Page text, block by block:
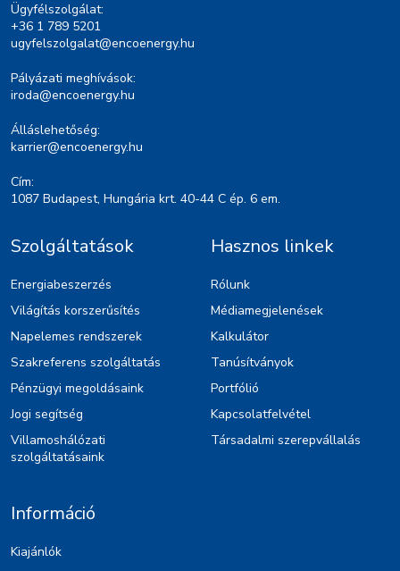
Ügyfélszolgálat:
+36 1 789 5201
ugyfelszolgalat@encoenergy.hu
Pályázati meghívások:
iroda@encoenergy.hu
Álláslehetőség:
karrier@encoenergy.hu
Cím:
1087 Budapest, Hungária krt. 40-44 C ép. 6 em.
Szolgáltatások
Energiabeszerzés
Világítás korszerűsítés
Napelemes rendszerek
Szakreferens szolgáltatás
Pénzügyi megoldásaink
Jogi segítség
Villamoshálózati
szolgáltatásaink
Hasznos linkek
Rólunk
Médiamegjelenések
Kalkulátor
Tanúsítványok
Portfólió
Kapcsolatfelvétel
Társadalmi szerepvállalás
Információ
Kiajánlók